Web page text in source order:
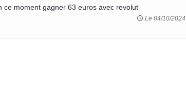
ce moment gagner 63 euros avec revolut
Le 04/10/2024